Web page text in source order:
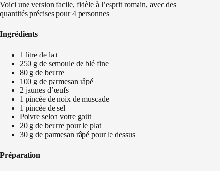
Voici une version facile, fidèle à l’esprit romain, avec des
quantités précises pour 4 personnes.
Ingrédients
1 litre de lait
250 g de semoule de blé fine
80 g de beurre
100 g de parmesan râpé
2 jaunes d’œufs
1 pincée de noix de muscade
1 pincée de sel
Poivre selon votre goût
20 g de beurre pour le plat
30 g de parmesan râpé pour le dessus
Préparation